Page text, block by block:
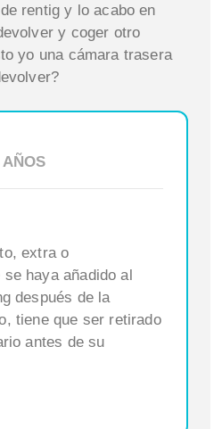
rentig y lo acabo en
y coger otro
yo una cámara trasera
extra o
haya añadido al
después de la
tiene que ser retirado
antes de su